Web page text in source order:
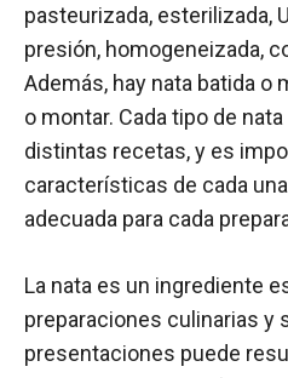
pasteurizada, esterilizada,
presión, homogeneizada,
Además, hay nata batida o
o montar. Cada tipo de
distintas recetas, y es
características de cada
adecuada para cada
La nata es un ingrediente
preparaciones culinarias y
presentaciones puede